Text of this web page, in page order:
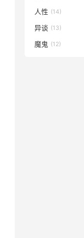
人性 (14)
异谈 (13)
魔鬼 (12)